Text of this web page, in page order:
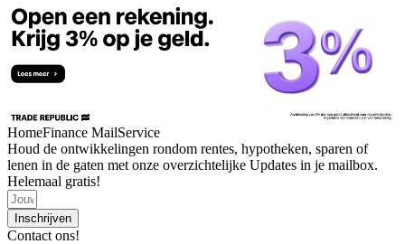
HomeFinance MailService
Houd de ontwikkelingen rondom rentes, hypotheken, sparen of
lenen in de gaten met onze overzichtelijke Updates in je mailbox.
Helemaal gratis!
Inschrijven
Contact ons!